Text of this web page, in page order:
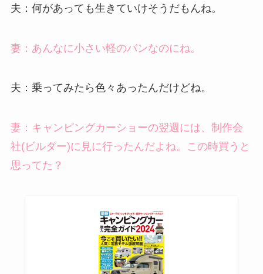
夫：何があっても生きていけそうだもんね。
妻：あんなに小さい軽のバンなのにね。
夫：乗ってみたら色々あったんだけどね。
妻：キャンピングカーショーの翌週には、制作会
社(ビルダー)に見に行ったんだよね。この時買うと
思ってた？